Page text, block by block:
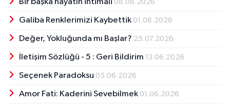
08.08.2026
Galiba Renklerimizi Kaybettik 01.08.2026
Değer, Yokluğunda mı Başlar? 25.07.2026
İletişim Sözlüğü - 5 : Geri Bildirim 13.06.2026
Seçenek Paradoksu 05.06.2026
Amor Fati: Kaderini Sevebilmek 01.06.2026